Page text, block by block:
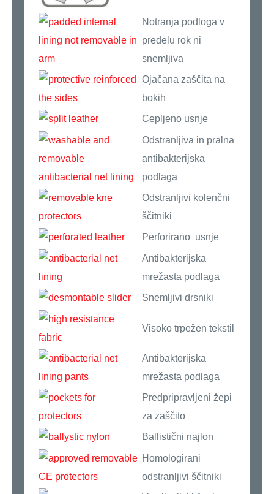
Notranja podloga v
predelu rok ni
snemljiva
Ojačana zaščita na
bokih
Cepljeno usnje
Odstranljiva in pralna
antibakterijska
podlaga
Odstranljivi kolenčni
ščitniki
Perforirano usnje
Antibakterijska
mrežasta podlaga
Snemljivi drsniki
Visoko trpežen tekstil
Antibakterijska
mrežasta podlaga
Predpripravljeni žepi
za zaščito
Ballistični najlon
Homologirani
odstranljivi ščitniki